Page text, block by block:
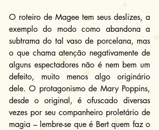
O roteiro de Magee tem seus deslizes, a
exemplo do modo como abandona a
subtrama do tal vaso de porcelana, mas
o que chama atenção negativamente de
alguns espectadores não é nem bem um
defeito, muito menos algo originário
dele. O protagonismo de Mary Poppins,
desde o original, é ofuscado diversas
vezes por seu companheiro proletário de
magia – lembre-se que é Bert quem faz o